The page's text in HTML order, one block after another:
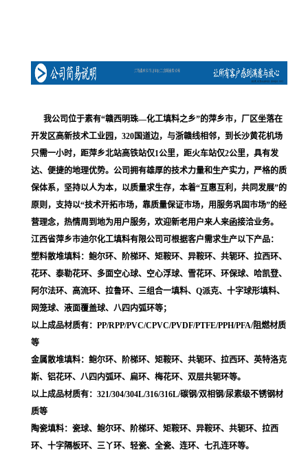
我公司位于素有“赣西明珠—化工填料之乡”的萍乡市，厂区坐落在
开发区高新技术工业园，320国道边，与浙赣线相邻，到长沙黄花机场
只需一小时，距萍乡北站高铁站仅1公里，距火车站仅2公里，具有发
达、便捷的地理优势。公司拥有雄厚的技术力量和生产实力，严格的质
保体系，坚持以人为本，以质量求生存，本着“互惠互利，共同发展”的
原则，支持以“技术开拓市场，靠质量保证市场，用服务巩固市场”的经
营理念，热情周到地为用户服务，欢迎新老用户来人来函接洽业务。
江西省萍乡市迪尔化工填料有限公司可根据客户需求生产以下产品：
塑料散堆填料：鲍尔环、阶梯环、矩鞍环、异鞍环、共轭环、拉西环、
花环、泰勒花环、多面空心球、空心浮球、雪花环、环保球、哈凯登、
阿尔法环、高流环、拉鲁环、三组合一填料、Q派克、十字球形填料、
网笼球、液面覆盖球、八四内弧环等；
以上成品材质有：PP/RPP/PVC/CPVC/PVDF/PTFE/PPH/PFA/阻燃材质
等
金属散堆填料：鲍尔环、阶梯环、矩鞍环、共轭环、拉西环、英特洛克
斯、铝花环、八四内弧环、扁环、梅花环、双层共轭环等。
以上成品材质有：321/304/304L/316/316L/碳钢/双相钢/尿素级不锈钢材
质等
陶瓷填料：瓷球、鲍尔环、阶梯环、矩鞍环、异鞍环、共轭环、拉西
环、十字隔板环、三丫环、轻瓷、全瓷、连环、七孔连环等。